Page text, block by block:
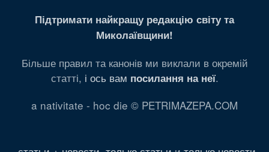
Підтримати найкращу редакцію світу та
Миколаївщини!
Більше правил та канонів ми виклали в окремій
статті, і ось вам посилання на неї.
a nativitate - hoc die © PETRIMAZEPA.COM